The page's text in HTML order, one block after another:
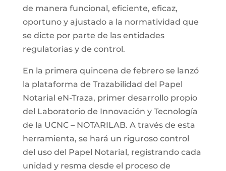
de manera funcional, eficiente, eficaz,
oportuno y ajustado a la normatividad que
se dicte por parte de las entidades
regulatorias y de control.
En la primera quincena de febrero se lanzó
la plataforma de Trazabilidad del Papel
Notarial eN-Traza, primer desarrollo propio
del Laboratorio de Innovación y Tecnología
de la UCNC – NOTARILAB. A través de esta
herramienta, se hará un riguroso control
del uso del Papel Notarial, registrando cada
unidad y resma desde el proceso de